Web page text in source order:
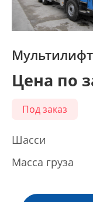
Цена по
Под заказ
Шасси
Масса груза